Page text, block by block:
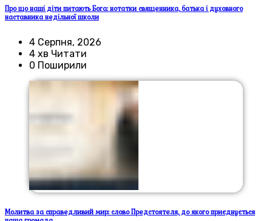
Про що наші діти питають Бога: нотатки священника, батька і духовного
наставника недільної школи
4 Серпня, 2026
4 хв Читати
0 Поширили
Молитва за справедливий мир: слово Предстоятеля, до якого приєднується